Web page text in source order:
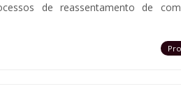
de reassentamento de